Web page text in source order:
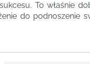
To właśnie
do podnoszenie